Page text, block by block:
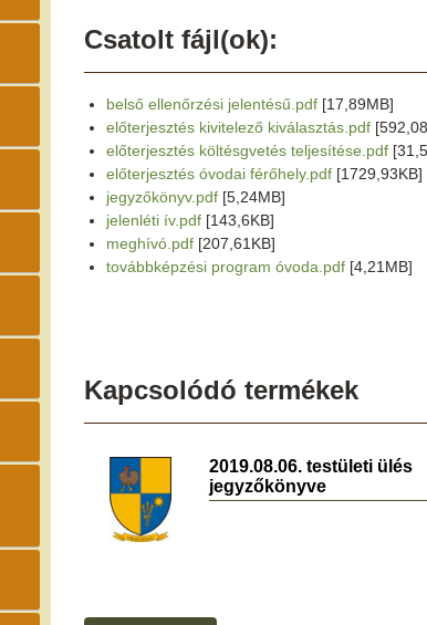
Csatolt fájl(ok):
belső ellenőrzési jelentésű.pdf [17,89MB]
előterjesztés kivitelező kiválasztás.pdf
előterjesztés költésgvetés teljesítése.pdf
előterjesztés óvodai férőhely.pdf [1729,93KB]
jegyzőkönyv.pdf [5,24MB]
jelenléti ív.pdf [143,6KB]
meghívó.pdf [207,61KB]
továbbképzési program óvoda.pdf [4,21MB]
Kapcsolódó termékek
2019.08.06. testületi ülés
jegyzőkönyve